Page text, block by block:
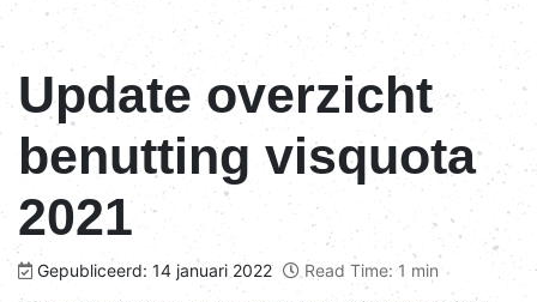
Update overzicht
benutting visquota
2021
Gepubliceerd: 14 januari 2022 Read Time: 1 min